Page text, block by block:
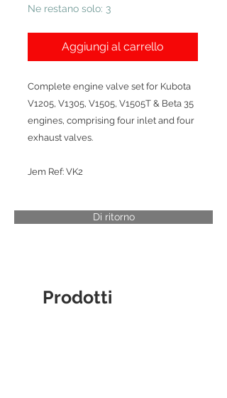
Ne restano solo: 3
Aggiungi al carrello
Complete engine valve set for Kubota
V1205, V1305, V1505, V1505T & Beta 35
engines, comprising four inlet and four
exhaust valves.
Jem Ref: VK2
Di ritorno
Prodotti